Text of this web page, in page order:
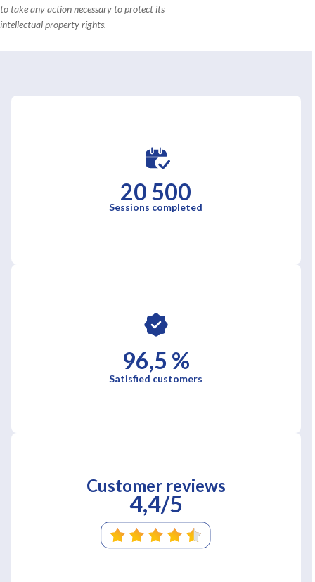
to take any action necessary to protect its
intellectual property rights.
20 500
Sessions completed
96,5 %
Satisfied customers
Customer reviews
4,4/5